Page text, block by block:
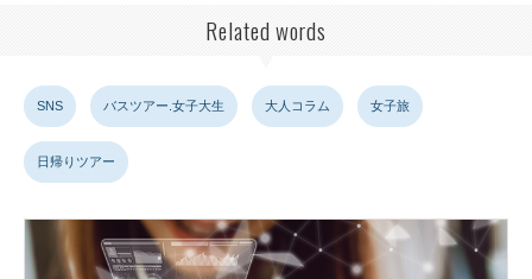
Related words
SNS バスツアー.女子大生 大人コラム 女子旅
日帰りツアー